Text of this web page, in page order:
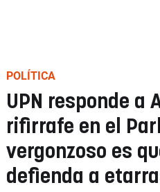
POLÍTICA
UPN responde a
rifirrafe en el
vergonzoso es
defienda a